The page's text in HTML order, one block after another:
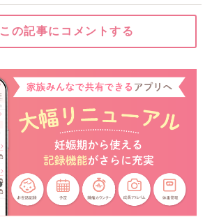
この記事にコメントする